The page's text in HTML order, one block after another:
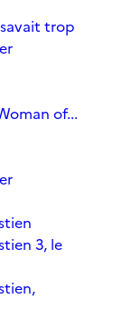
trop
of...
3, le